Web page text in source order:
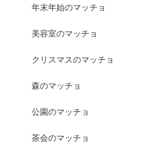
年末年始のマッチョ
美容室のマッチョ
クリスマスのマッチョ
森のマッチョ
公園のマッチョ
茶会のマッチョ